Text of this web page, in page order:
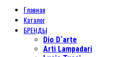
Главная
Каталог
БРЕНДЫ
Dio D`arte
Arti Lampadari